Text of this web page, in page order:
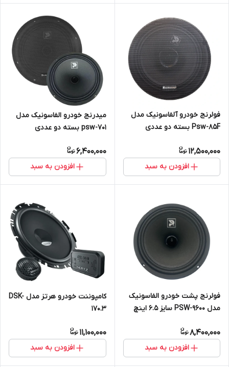
فولرنج خودرو آلفاسونیک مدل
Psw-85F بسته دو عددی
12,500,000
افزودن به سبد
میدرنج خودرو الفاسونیک مدل
psw-701 بسته دو عددی
6,400,000
افزودن به سبد
فولرنج پشت خودرو الفاسونیک
مدل PSW-9600 سایز 6.5 اینچ
8,400,000
افزودن به سبد
کامپوننت خودرو هرتز مدل DSK-
170.3
11,100,000
افزودن به سبد